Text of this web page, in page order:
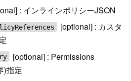
: インラインポリシーJSON
[optional] : カスタ
[optional] : Permissions
)指定